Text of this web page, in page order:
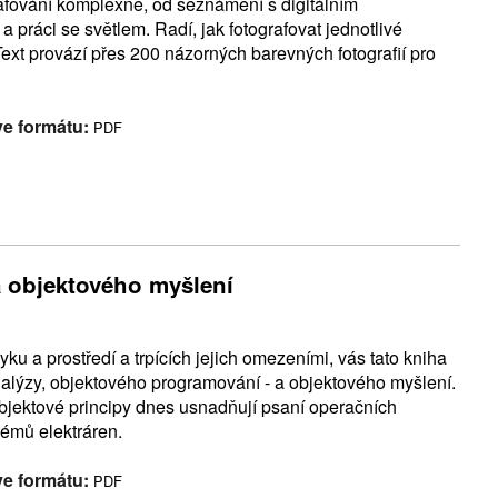
práci se světlem. Radí, jak fotografovat jednotlivé
provází přes 200 názorných barevných fotografií pro
formátu: PDF
myšlení
a prostředí a trpících jejich omezeními, vás tato kniha
objektového programování - a objektového myšlení.
principy dnes usnadňují psaní operačních
elektráren.
formátu: PDF